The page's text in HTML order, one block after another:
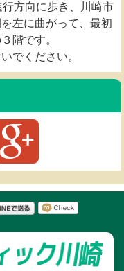
方向に歩き、川崎市
左に曲がって、最初
階です。
でください。